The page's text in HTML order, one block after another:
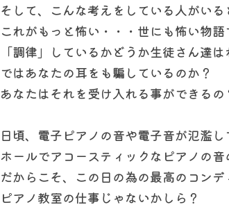
そして、こんな考えをしている人がい
これがもっと怖い・・・世にも怖い物語
「調律」しているかどうか生徒さん達は
ではあなたの耳をも騙しているのか？
あなたはそれを受け入れる事ができるの
日頃、電子ピアノの音や電子音が氾濫
ホールでアコースティックなピアノの
だからこそ、この日の為の最高のコン
ピアノ教室の仕事じゃないかしら？